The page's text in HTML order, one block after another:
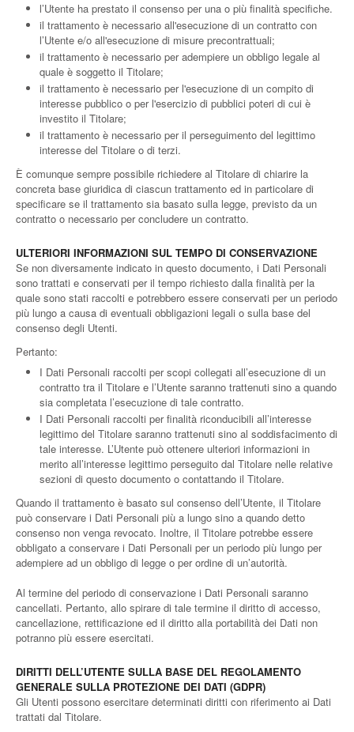
l’Utente ha prestato il consenso per una o più finalità specifiche.
il trattamento è necessario all'esecuzione di un contratto con
l’Utente e/o all'esecuzione di misure precontrattuali;
il trattamento è necessario per adempiere un obbligo legale al
quale è soggetto il Titolare;
il trattamento è necessario per l'esecuzione di un compito di
interesse pubblico o per l'esercizio di pubblici poteri di cui è
investito il Titolare;
il trattamento è necessario per il perseguimento del legittimo
interesse del Titolare o di terzi.
È comunque sempre possibile richiedere al Titolare di chiarire la
concreta base giuridica di ciascun trattamento ed in particolare di
specificare se il trattamento sia basato sulla legge, previsto da un
contratto o necessario per concludere un contratto.
ULTERIORI INFORMAZIONI SUL TEMPO DI CONSERVAZIONE
Se non diversamente indicato in questo documento, i Dati Personali
sono trattati e conservati per il tempo richiesto dalla finalità per la
quale sono stati raccolti e potrebbero essere conservati per un periodo
più lungo a causa di eventuali obbligazioni legali o sulla base del
consenso degli Utenti.
Pertanto:
I Dati Personali raccolti per scopi collegati all’esecuzione di un
contratto tra il Titolare e l’Utente saranno trattenuti sino a quando
sia completata l’esecuzione di tale contratto.
I Dati Personali raccolti per finalità riconducibili all’interesse
legittimo del Titolare saranno trattenuti sino al soddisfacimento di
tale interesse. L’Utente può ottenere ulteriori informazioni in
merito all’interesse legittimo perseguito dal Titolare nelle relative
sezioni di questo documento o contattando il Titolare.
Quando il trattamento è basato sul consenso dell’Utente, il Titolare
può conservare i Dati Personali più a lungo sino a quando detto
consenso non venga revocato. Inoltre, il Titolare potrebbe essere
obbligato a conservare i Dati Personali per un periodo più lungo per
adempiere ad un obbligo di legge o per ordine di un’autorità.
Al termine del periodo di conservazione i Dati Personali saranno
cancellati. Pertanto, allo spirare di tale termine il diritto di accesso,
cancellazione, rettificazione ed il diritto alla portabilità dei Dati non
potranno più essere esercitati.
DIRITTI DELL’UTENTE SULLA BASE DEL REGOLAMENTO
GENERALE SULLA PROTEZIONE DEI DATI (GDPR)
Gli Utenti possono esercitare determinati diritti con riferimento ai Dati
trattati dal Titolare.